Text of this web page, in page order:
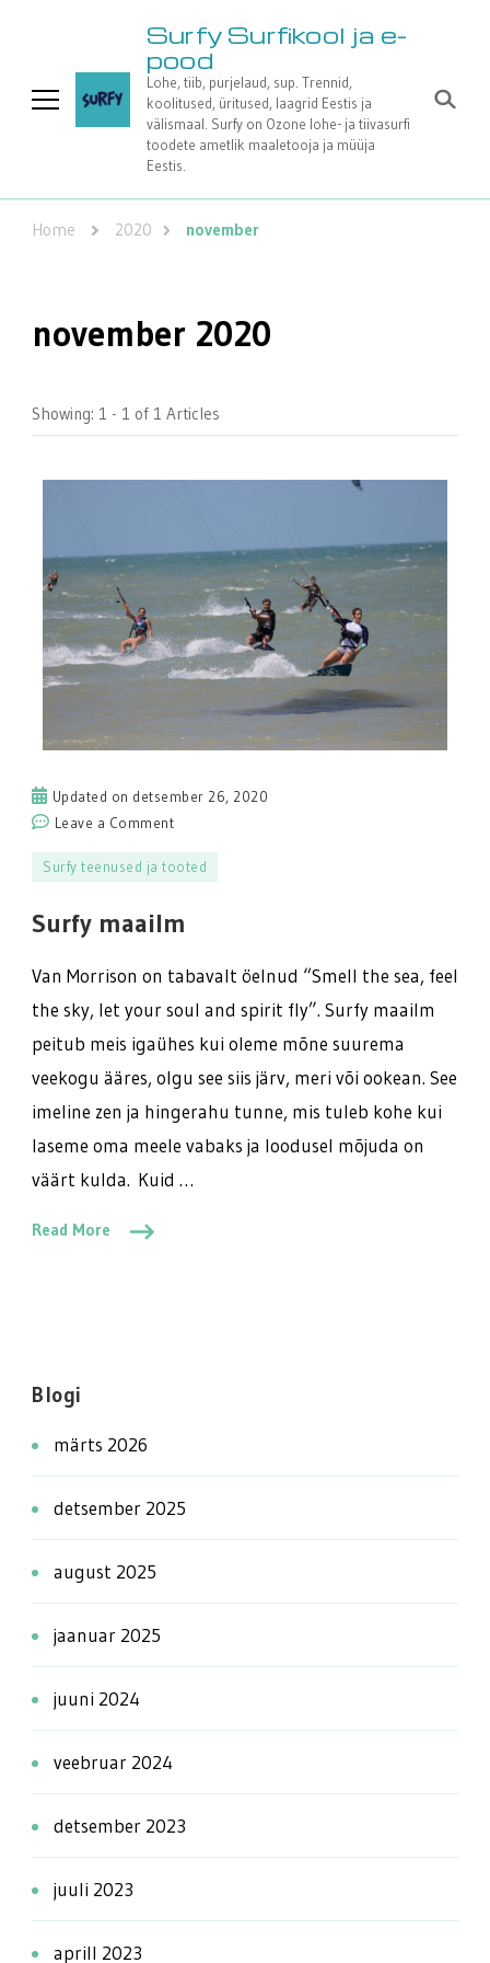
Surfy Surfikool ja e-
pood
Lohe, tiib, purjelaud, sup. Trennid,
koolitused, üritused, laagrid Eestis ja
välismaal. Surfy on Ozone lohe- ja tiivasurfi
toodete ametlik maaletooja ja müüja
Eestis.
Home 2020 november
november 2020
Showing: 1 - 1 of 1 Articles
Updated on detsember 26, 2020
Leave a Commenton
maailm
Surfy teenused ja tooted
Surfy maailm
Van Morrison on tabavalt öelnud “Smell the sea, feel
the sky, let your soul and spirit fly”. Surfy maailm
peitub meis igaühes kui oleme mõne suurema
veekogu ääres, olgu see siis järv, meri või ookean. See
imeline zen ja hingerahu tunne, mis tuleb kohe kui
laseme oma meele vabaks ja loodusel mõjuda on
väärt kulda. Kuid …
Read More
Blogi
märts 2026
detsember 2025
august 2025
jaanuar 2025
juuni 2024
veebruar 2024
detsember 2023
juuli 2023
aprill 2023